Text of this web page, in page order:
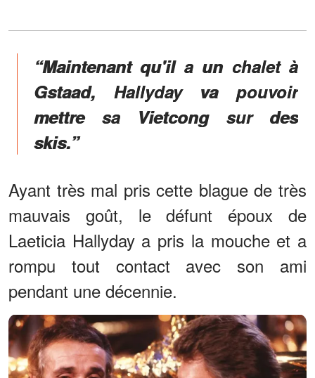
“Maintenant qu'il a un chalet à
Gstaad, Hallyday va pouvoir
mettre sa Vietcong sur des
skis.”
Ayant très mal pris cette blague de très
mauvais goût, le défunt époux de
Laeticia Hallyday a pris la mouche et a
rompu tout contact avec son ami
pendant une décennie.